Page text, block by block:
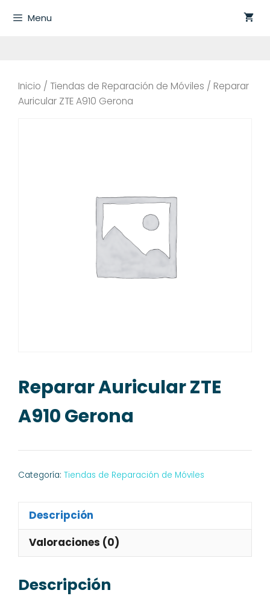
Menu
Inicio / Tiendas de Reparación de Móviles / Reparar
Auricular ZTE A910 Gerona
Reparar Auricular ZTE
A910 Gerona
Categoría: Tiendas de Reparación de Móviles
Descripción
Valoraciones (0)
Descripción